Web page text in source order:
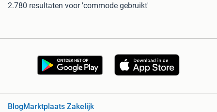
2.780 resultaten voor 'commode gebruikt'
BlogMarktplaats Zakelijk